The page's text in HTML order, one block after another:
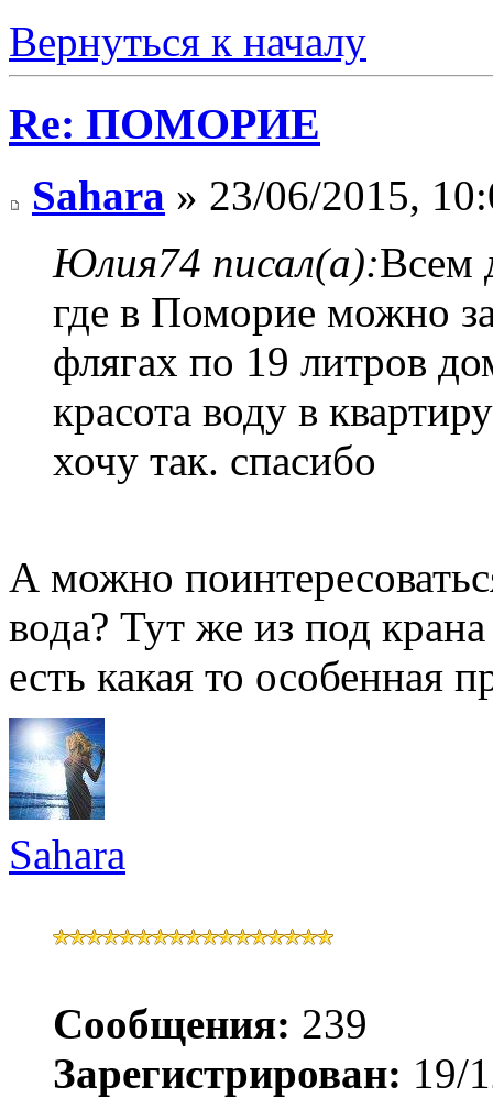
Вернуться к началу
Re: ПОМОРИЕ
Sahara » 23/06/2015,
Юлия74 писал(а):Всем
где в Поморие можно
флягах по 19 литров
красота воду в
хочу так. спасибо
А можно
вода? Тут же из под
есть какая то особенная
Sahara
Сообщения: 239
Зарегистрирован: 19/